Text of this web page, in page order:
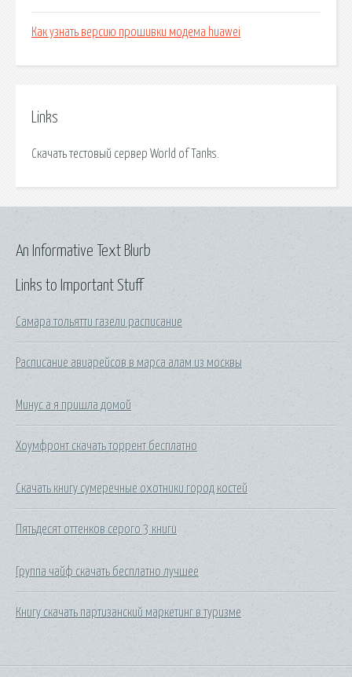
Как узнать версию прошивки модема huawei
Links
Скачать тестовый сервер World of Tanks.
Links to Important Stuff
Самара тольятти газели расписание
Расписание авиарейсов в марса алам из москвы
Минус а я пришла домой
Хоумфронт скачать торрент бесплатно
Скачать книгу сумеречные охотники город костей
Пятьдесят оттенков серого 3 книги
Группа чайф скачать бесплатно лучшее
Книгу скачать партизанский маркетинг в туризме
An Informative Text Blurb